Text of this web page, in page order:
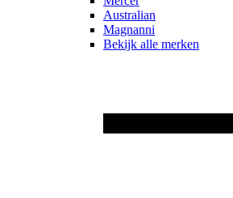
Australian
Magnanni
Bekijk alle merken